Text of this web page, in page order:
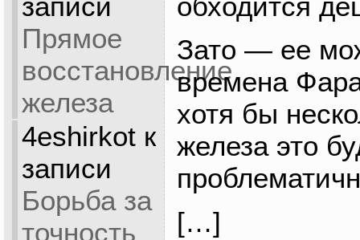
Прямое
восстановление
железа
4eshirkotк
записи
Борьба за
точность
Зато — ее
времена
хотя бы
железа это
[…]